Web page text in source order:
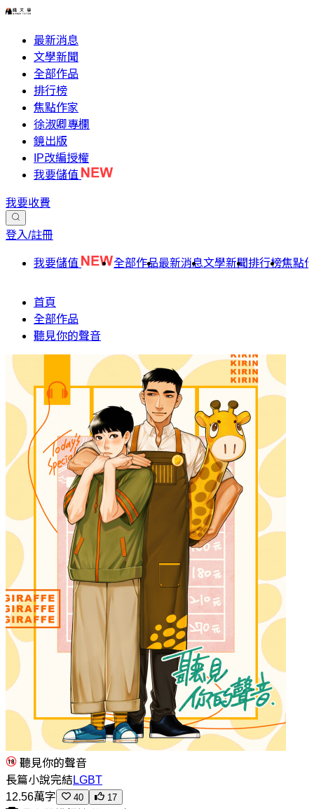
最新消息
文學新聞
全部作品
排行榜
焦點作家
徐淑卿專欄
鏡出版
IP改編授權
我要儲值
我要收費
登入/註冊
我要儲值 全部作品最新消息文學新聞排行榜焦點
首頁
全部作品
聽見你的聲音
聽見你的聲音
長篇小說完結 LGBT
12.56萬字
40 17